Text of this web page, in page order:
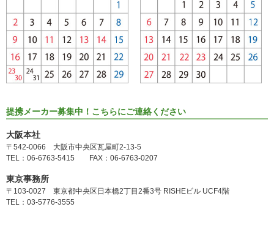
提携メーカー募集中！こちらにご連絡ください
大阪本社
〒542-0066 大阪市中央区瓦屋町2-13-5
TEL：06-6763-5415 FAX：06-6763-0207
東京事務所
〒103-0027 東京都中央区日本橋2丁目2番3号 RISHEビル UCF4階
TEL：03-5776-3555